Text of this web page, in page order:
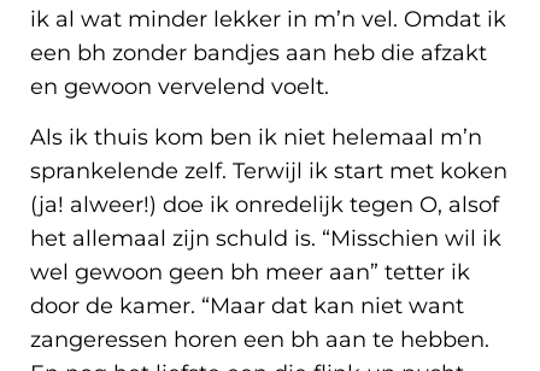
ik al wat minder lekker in m’n vel. Omdat ik
een bh zonder bandjes aan heb die afzakt
en gewoon vervelend voelt.
Als ik thuis kom ben ik niet helemaal m’n
sprankelende zelf. Terwijl ik start met koken
(ja! alweer!) doe ik onredelijk tegen O, alsof
het allemaal zijn schuld is. “Misschien wil ik
wel gewoon geen bh meer aan” tetter ik
door de kamer. “Maar dat kan niet want
zangeressen horen een bh aan te hebben.